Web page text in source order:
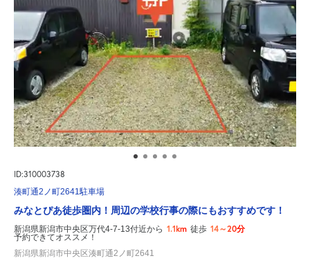
ID:310003738
湊町通2ノ町2641駐車場
みなとぴあ徒歩圏内！周辺の学校行事の際にもおすすめです！
新潟県新潟市中央区万代4-7-13付近から 1.1km 徒歩 14～20分
予約できてオススメ！
新潟県新潟市中央区湊町通2ノ町2641